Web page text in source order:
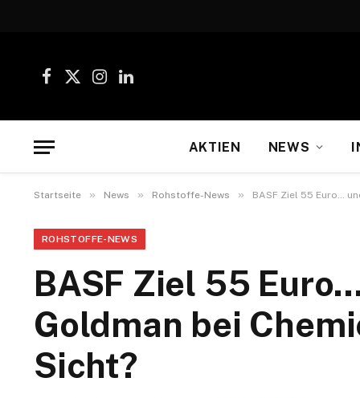
Facebook
X
InstagramLinkedIn
AKTIEN NEWS
Startseite » News » Rohstoffe-News » BASF Ziel 55 Euro…
ROHSTOFFE-NEWS
BASF Ziel 55
Goldman bei
Sicht?